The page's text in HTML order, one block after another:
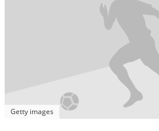
Getty images